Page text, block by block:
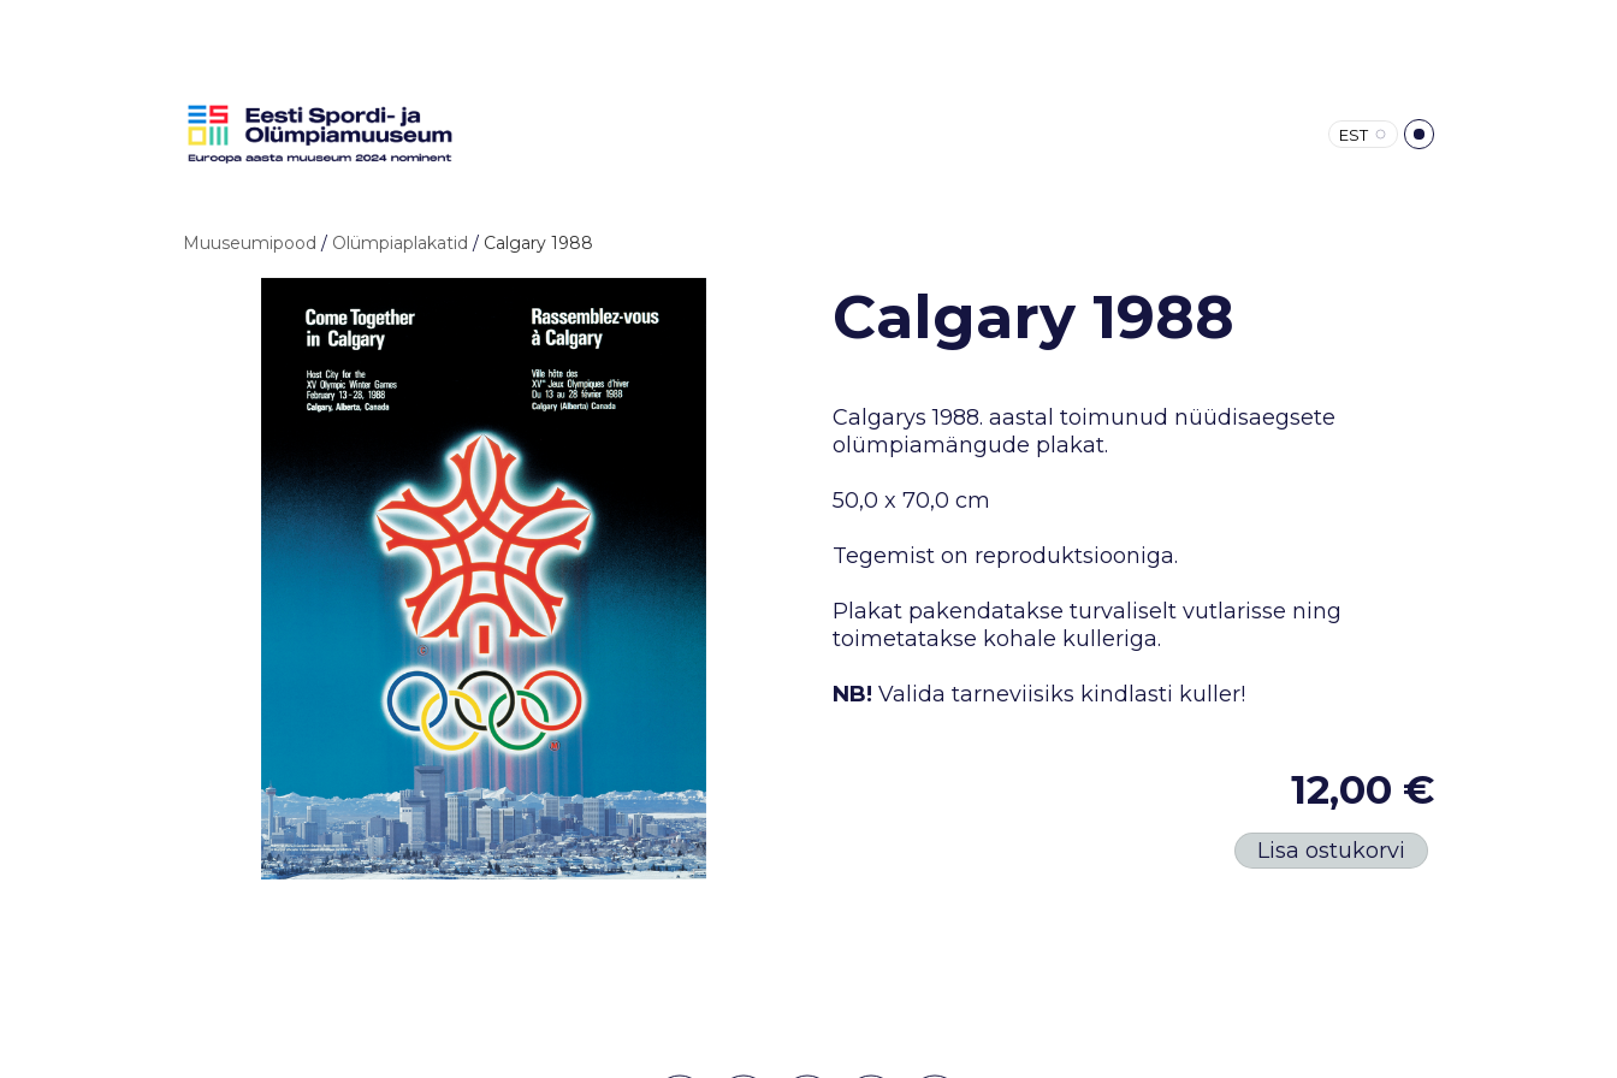
EST
Muuseumipood / Olümpiaplakatid / Calgary 1988
Calgary 1988
Calgarys 1988. aastal toimunud nüüdisaegsete
olümpiamängude plakat.
50,0 x 70,0 cm
Tegemist on reproduktsiooniga.
Plakat pakendatakse turvaliselt vutlarisse ning
toimetatakse kohale kulleriga.
NB! Valida tarneviisiks kindlasti kuller!
12,00 €
Lisa ostukorvi